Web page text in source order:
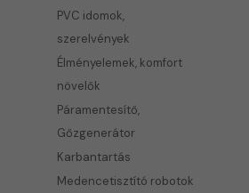
PVC idomok,
szerelvények
Élményelemek, komfort
növelők
Páramentesítő,
Gőzgenerátor
Karbantartás
Medencetisztító robotok